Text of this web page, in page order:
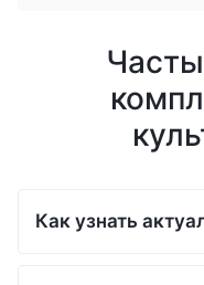
Как узнать